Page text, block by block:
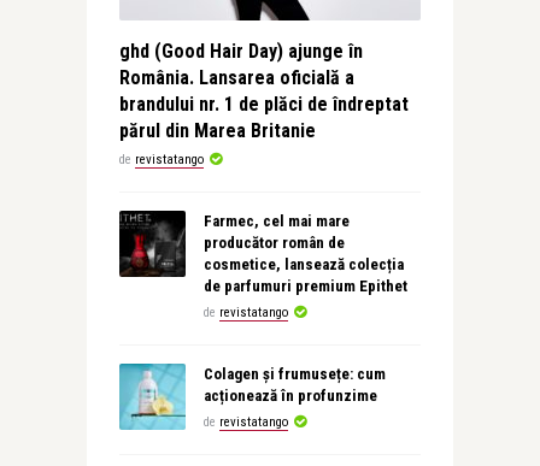
ghd (Good Hair Day) ajunge în
România. Lansarea oficială a
brandului nr. 1 de plăci de îndreptat
părul din Marea Britanie
de revistatango
Farmec, cel mai mare
producător român de
cosmetice, lansează colecția
de parfumuri premium Epithet
de revistatango
Colagen și frumusețe: cum
acționează în profunzime
de revistatango